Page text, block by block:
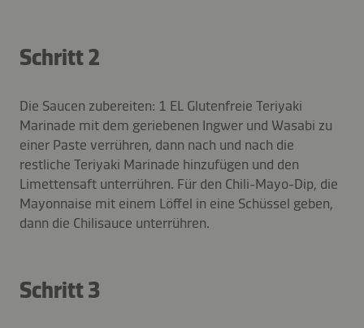
Schritt 2
Die Saucen zubereiten: 1 EL Glutenfreie Teriyaki
Marinade mit dem geriebenen Ingwer und Wasabi zu
einer Paste verrühren, dann nach und nach die
restliche Teriyaki Marinade hinzufügen und den
Limettensaft unterrühren. Für den Chili-Mayo-Dip, die
Mayonnaise mit einem Löffel in eine Schüssel geben,
dann die Chilisauce unterrühren.
Schritt 3